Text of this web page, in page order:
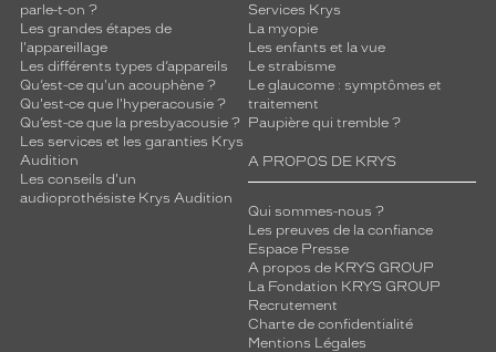
parle-t-on ?
Les grandes étapes de
l'appareillage
Les différents types d’appareils
Qu’est-ce qu'un acouphène ?
Qu'est-ce que l'hyperacousie ?
Qu’est-ce que la presbyacousie ?
Les services et les garanties Krys
Audition
Les conseils d'un
audioprothésiste Krys Audition
Services Krys
La myopie
Les enfants et la vue
Le strabisme
Le glaucome : symptômes et
traitement
Paupière qui tremble ?
A PROPOS DE KRYS
Qui sommes-nous ?
Les preuves de la confiance
Espace Presse
A propos de KRYS GROUP
La Fondation KRYS GROUP
Recrutement
Charte de confidentialité
Mentions Légales